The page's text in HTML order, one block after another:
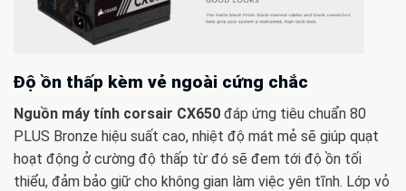
Độ ồn thấp kèm vẻ ngoài cứng chắc
Nguồn máy tính corsair CX650 đáp ứng tiêu chuẩn 80
PLUS Bronze hiệu suất cao, nhiệt độ mát mẻ sẽ giúp quạt
hoạt động ở cường độ thấp từ đó sẽ đem tới độ ồn tối
thiểu, đảm bảo giữ cho không gian làm việc yên tĩnh. Lớp vỏ